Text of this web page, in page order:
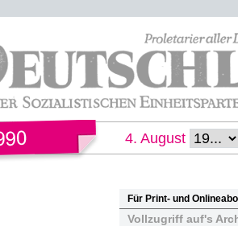
4. August
Für Print- und
Vollzugriff auf's